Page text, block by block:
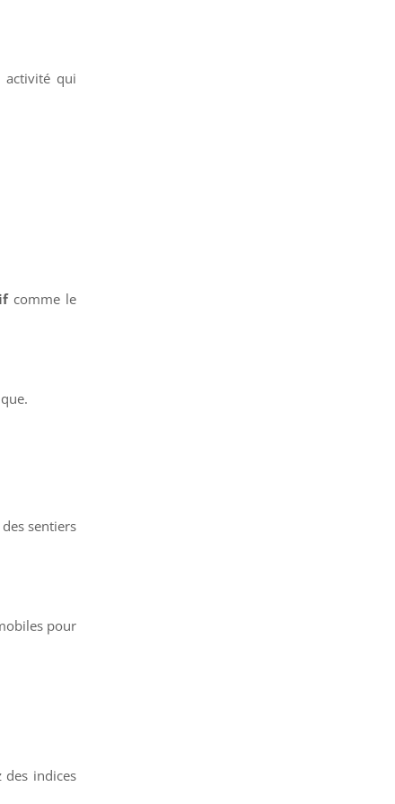
activité qui
comme le
sentiers
pour
des indices